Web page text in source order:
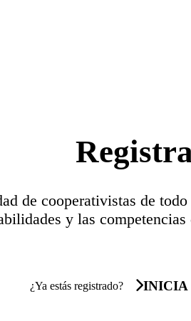
de cooperativistas de
y las
¿Ya estás registrado? INICIA